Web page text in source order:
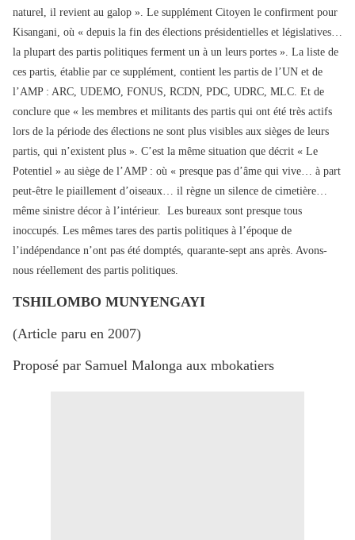
naturel, il revient au galop ». Le supplément Citoyen le confirment pour
Kisangani, où « depuis la fin des élections présidentielles et législatives…
la plupart des partis politiques ferment un à un leurs portes ». La liste de
ces partis, établie par ce supplément, contient les partis de l’UN et de
l’AMP : ARC, UDEMO, FONUS, RCDN, PDC, UDRC, MLC. Et de
conclure que « les membres et militants des partis qui ont été très actifs
lors de la période des élections ne sont plus visibles aux sièges de leurs
partis, qui n’existent plus ». C’est la même situation que décrit « Le
Potentiel » au siège de l’AMP : où « presque pas d’âme qui vive… à part
peut-être le piaillement d’oiseaux… il règne un silence de cimetière…
même sinistre décor à l’intérieur. Les bureaux sont presque tous
inoccupés. Les mêmes tares des partis politiques à l’époque de
l’indépendance n’ont pas été domptés, quarante-sept ans après. Avons-
nous réellement des partis politiques.
TSHILOMBO MUNYENGAYI
(Article paru en 2007)
Proposé par Samuel Malonga aux mbokatiers